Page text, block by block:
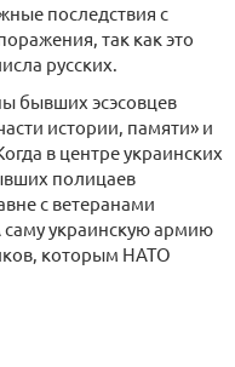
последствия с
так как это
русских.
бывших эсэсовцев
истории, памяти» и
в центре украинских
полицаев
с ветеранами
украинскую армию
которым НАТО